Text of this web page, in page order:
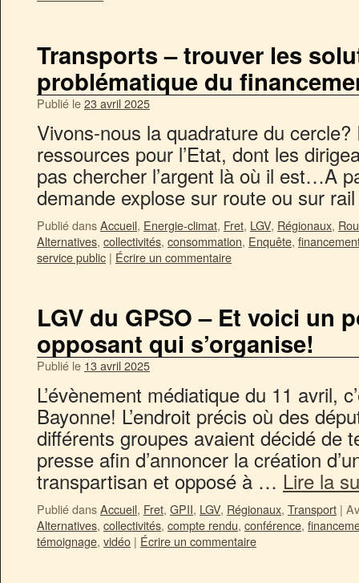
Transports – trouver les
problématique du
Publié le23 avril 2025
Vivons-nous la quadrature du cercle?
ressources pour l’Etat, dont les
pas chercher l’argent là où il est…A
demande explose sur route ou sur
Publié dansAccueil, Energie-climat, Fret, LGV, Régionaux,
Alternatives, collectivités, consommation, Enquête,
service public | Écrire un commentaire
LGV du GPSO – Et voici un
opposant qui s’organise!
Publié le 13 avril 2025
L’évènement médiatique du 11 avril,
Bayonne! L’endroit précis où des
différents groupes avaient décidé de
presse afin d’annoncer la création
transpartisan et opposé à … Lire la
Publié dansAccueil, Fret, GPII, LGV, Régionaux, Transport |
Alternatives, collectivités, compte rendu, conférence,
témoignage, vidéo | Écrire un commentaire